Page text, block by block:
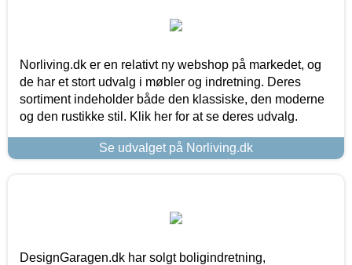
Norliving.dk er en relativt ny webshop på markedet, og
de har et stort udvalg i møbler og indretning. Deres
sortiment indeholder både den klassiske, den moderne
og den rustikke stil. Klik her for at se deres udvalg.
Se udvalget på Norliving.dk
DesignGaragen.dk har solgt boligindretning,